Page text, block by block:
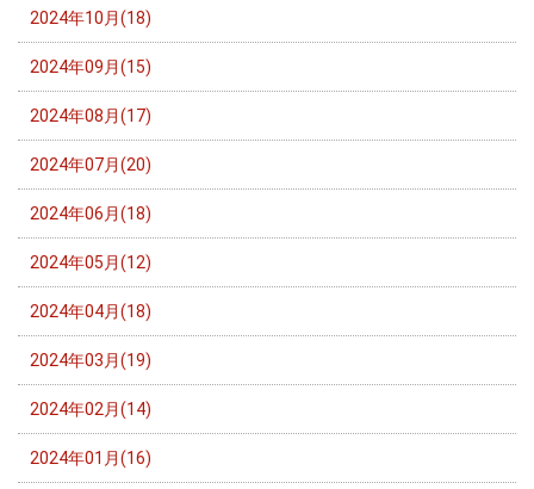
2024年10月(18)
2024年09月(15)
2024年08月(17)
2024年07月(20)
2024年06月(18)
2024年05月(12)
2024年04月(18)
2024年03月(19)
2024年02月(14)
2024年01月(16)